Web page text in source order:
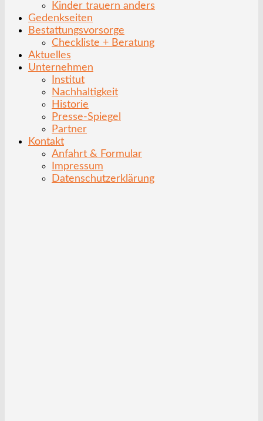
Kinder trauern anders
Gedenkseiten
Bestattungsvorsorge
Checkliste + Beratung
Aktuelles
Unternehmen
Institut
Nachhaltigkeit
Historie
Presse-Spiegel
Partner
Kontakt
Anfahrt & Formular
Impressum
Datenschutzerklärung